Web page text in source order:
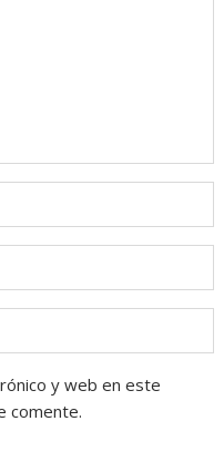
y web en este
comente.